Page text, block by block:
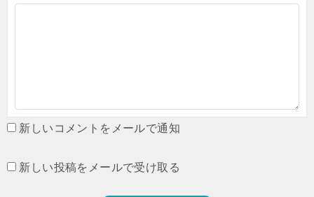
新しいコメントをメールで通知
新しい投稿をメールで受け取る